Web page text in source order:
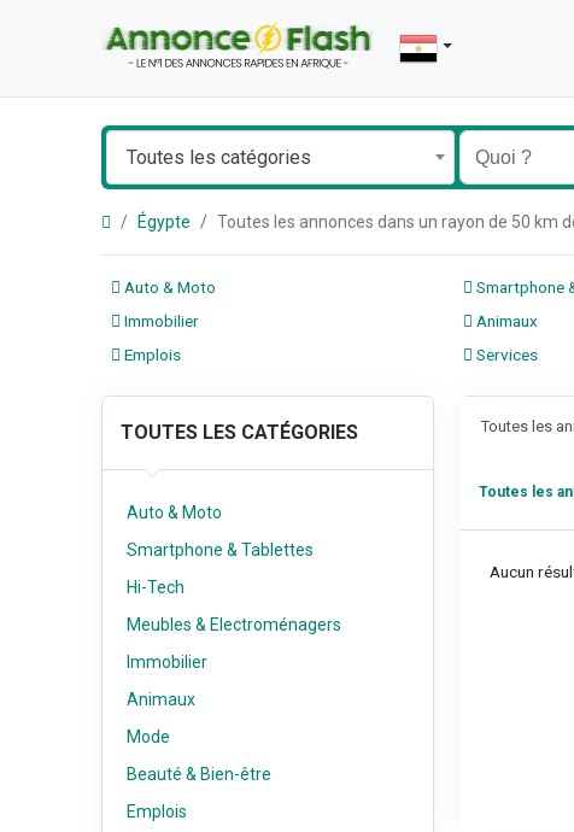
Toutes les catégories
Égypte Toutes les annonces dans un rayon de 50 km
Auto & Moto Smartphone
Immobilier
Animaux
Emplois
Services
TOUTES LES CATÉGORIES
Auto & Moto
Smartphone & Tablettes
Hi-Tech
Meubles & Electroménagers
Immobilier
Animaux
Mode
Beauté & Bien-être
Emplois
Toutes les
Toutes les
Aucun